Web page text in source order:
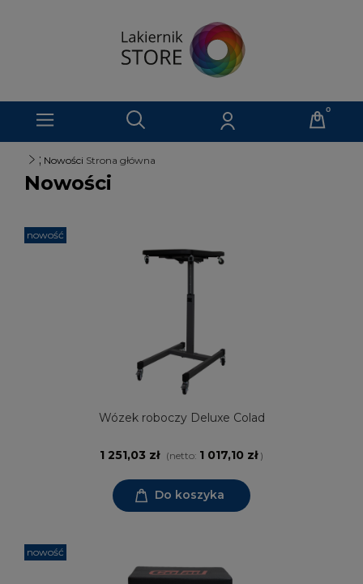
; Nowości Strona główna
Nowości
Wózek roboczy Deluxe Colad
1 251,03 zł (netto: 1 017,10 zł)
Do koszyka
nowość
nowość